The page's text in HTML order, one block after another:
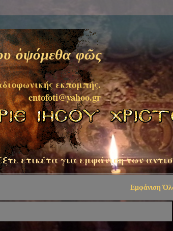
ὀψόμεθα φῶς
εκπομπής.
entofoti@yahoo.gr
ετικέτα για εμφάνιση των
Εμφάνιση